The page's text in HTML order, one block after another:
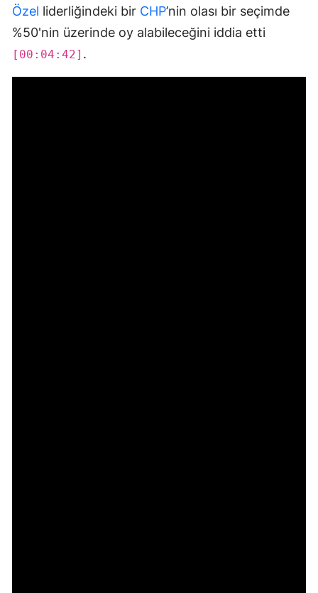
Özel liderliğindeki bir CHP’nin olası bir seçimde
%50'nin üzerinde oy alabileceğini iddia etti
[00:04:42] .